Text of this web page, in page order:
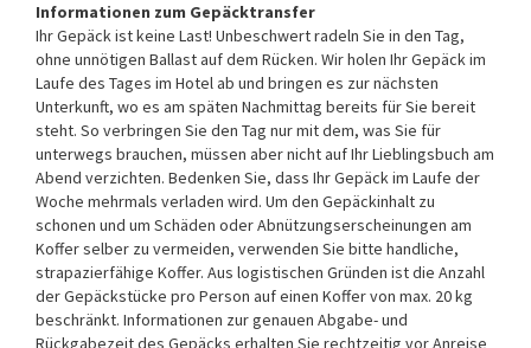
Informationen zum Gepäcktransfer
Ihr Gepäck ist keine Last! Unbeschwert radeln Sie in den Tag,
ohne unnötigen Ballast auf dem Rücken. Wir holen Ihr Gepäck im
Laufe des Tages im Hotel ab und bringen es zur nächsten
Unterkunft, wo es am späten Nachmittag bereits für Sie bereit
steht. So verbringen Sie den Tag nur mit dem, was Sie für
unterwegs brauchen, müssen aber nicht auf Ihr Lieblingsbuch am
Abend verzichten. Bedenken Sie, dass Ihr Gepäck im Laufe der
Woche mehrmals verladen wird. Um den Gepäckinhalt zu
schonen und um Schäden oder Abnützungserscheinungen am
Koffer selber zu vermeiden, verwenden Sie bitte handliche,
strapazierfähige Koffer. Aus logistischen Gründen ist die Anzahl
der Gepäckstücke pro Person auf einen Koffer von max. 20 kg
beschränkt. Informationen zur genauen Abgabe- und
Rückgabezeit des Gepäcks erhalten Sie rechtzeitig vor Anreise